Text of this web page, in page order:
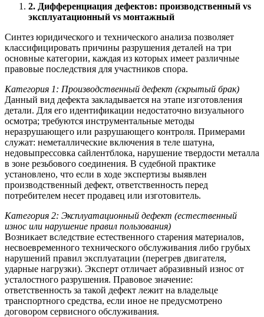
2. Дифференциация дефектов: производственный vs
эксплуатационный vs монтажный
Синтез юридического и технического анализа позволяет
классифицировать причины разрушения деталей на три
основные категории, каждая из которых имеет различные
правовые последствия для участников спора.
Категория 1: Производственный дефект (скрытый брак)
Данный вид дефекта закладывается на этапе изготовления
детали. Для его идентификации недостаточно визуального
осмотра; требуются инструментальные методы
неразрушающего или разрушающего контроля. Примерами
служат: неметаллические включения в теле шатуна,
недовыпрессовка сайлентблока, нарушение твердости металла
в зоне резьбового соединения. В судебной практике
установлено, что если в ходе экспертизы выявлен
производственный дефект, ответственность перед
потребителем несет продавец или изготовитель.
Категория 2: Эксплуатационный дефект (естественный
износ или нарушение правил пользования)
Возникает вследствие естественного старения материалов,
несвоевременного технического обслуживания либо грубых
нарушений правил эксплуатации (перегрев двигателя,
ударные нагрузки). Эксперт отличает абразивный износ от
усталостного разрушения. Правовое значение:
ответственность за такой дефект лежит на владельце
транспортного средства, если иное не предусмотрено
договором сервисного обслуживания.